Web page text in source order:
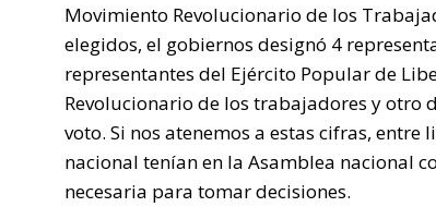
Movimiento Revolucionario de los
elegidos, el gobiernos designó 4
representantes del Ejército Popular de
Revolucionario de los trabajadores y otro
voto. Si nos atenemos a estas cifras,
nacional tenían en la Asamblea nacional
necesaria para tomar decisiones.